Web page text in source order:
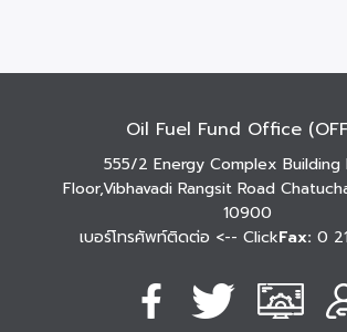
Oil Fuel Fund Office
555/2 Energy Complex Building
Floor,Vibhavadi Rangsit Road
10900
เบอร์โทรศัพท์ติดต่อ <-- ClickFax: 0